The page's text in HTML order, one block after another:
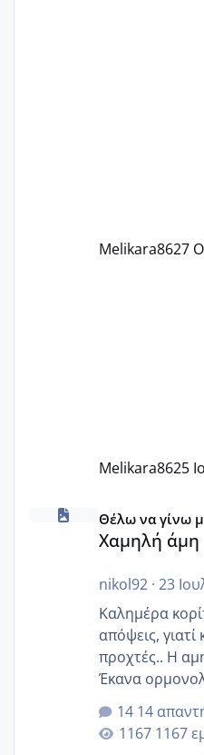
Melikara8627
Melikara8625
Χαμηλή άμη
Θέλω να γίνω
Χαμηλή άμη
nikol92· 23
Καλημέρα
απόψεις, γιατί κοντεύω να τρελαθώ από
προχτές.. Η
Έκανα
για την
εγκυμοσύνη,
στην 27η
14
1167